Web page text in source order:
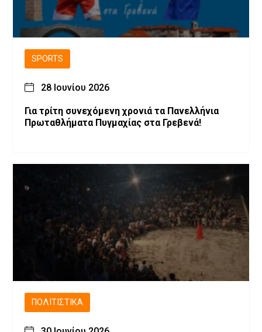
SPORTS
28 Ιουνίου 2026
Για τρίτη συνεχόμενη χρονιά τα Πανελλήνια
Πρωταθλήματα Πυγμαχίας στα Γρεβενά!
ΠΟΛΙΤΙΣΤΙΚΆ